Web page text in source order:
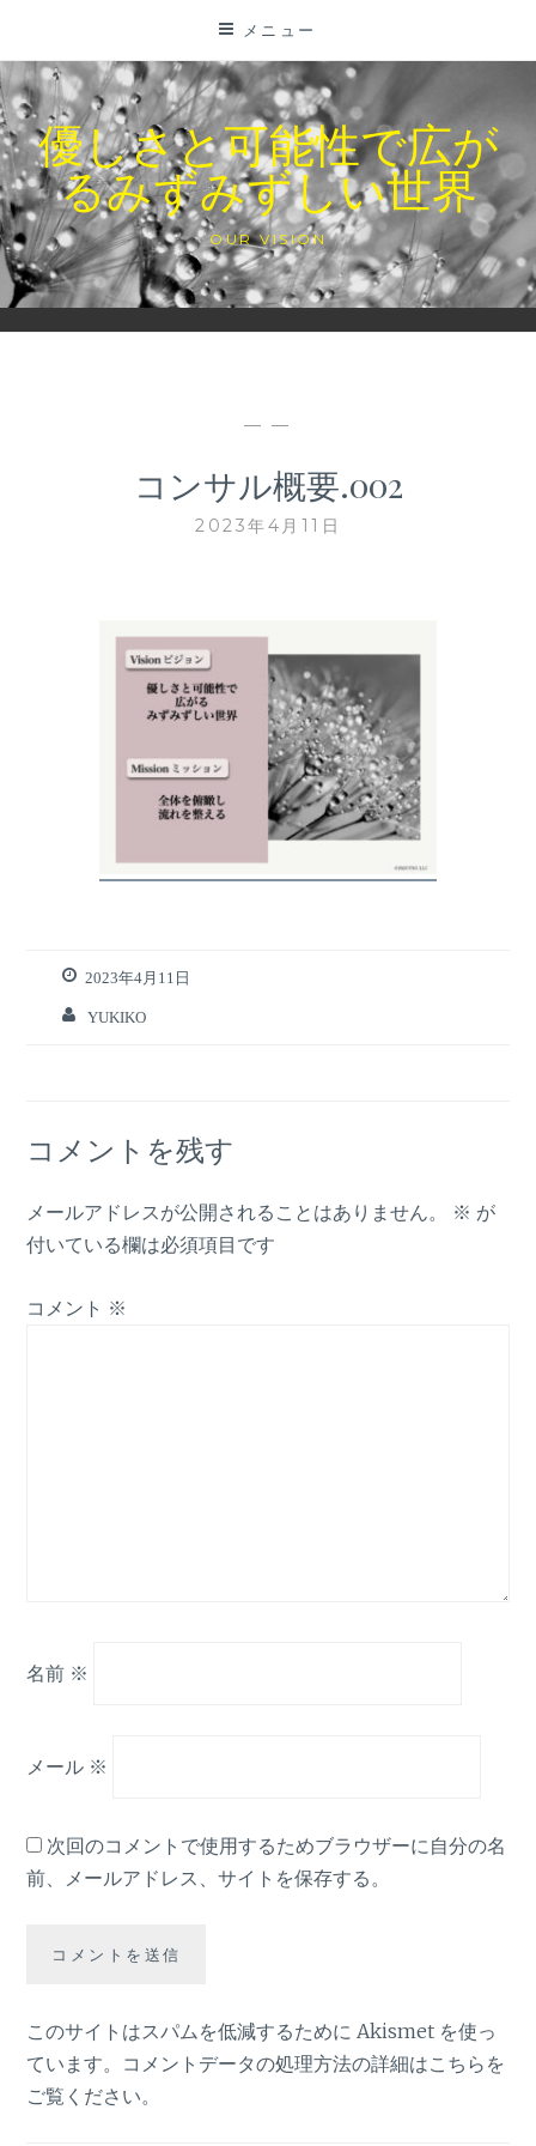
テ
ン
ツ
に
ス
キ
ッ
プ
メニュー
優しさと可能性で広が
るみずみずしい世界
OUR VISION
— —
コンサル概要.002
2023年4月11日
2023年4月11日
YUKIKO
コメントを残す
メールアドレスが公開されることはありません。 ※ が
付いている欄は必須項目です
コメント ※
名前 ※
メール ※
次回のコメントで使用するためブラウザーに自分の名
前、メールアドレス、サイトを保存する。
このサイトはスパムを低減するために Akismet を使っ
ています。 コメントデータの処理方法の詳細はこちらを
ご覧ください。